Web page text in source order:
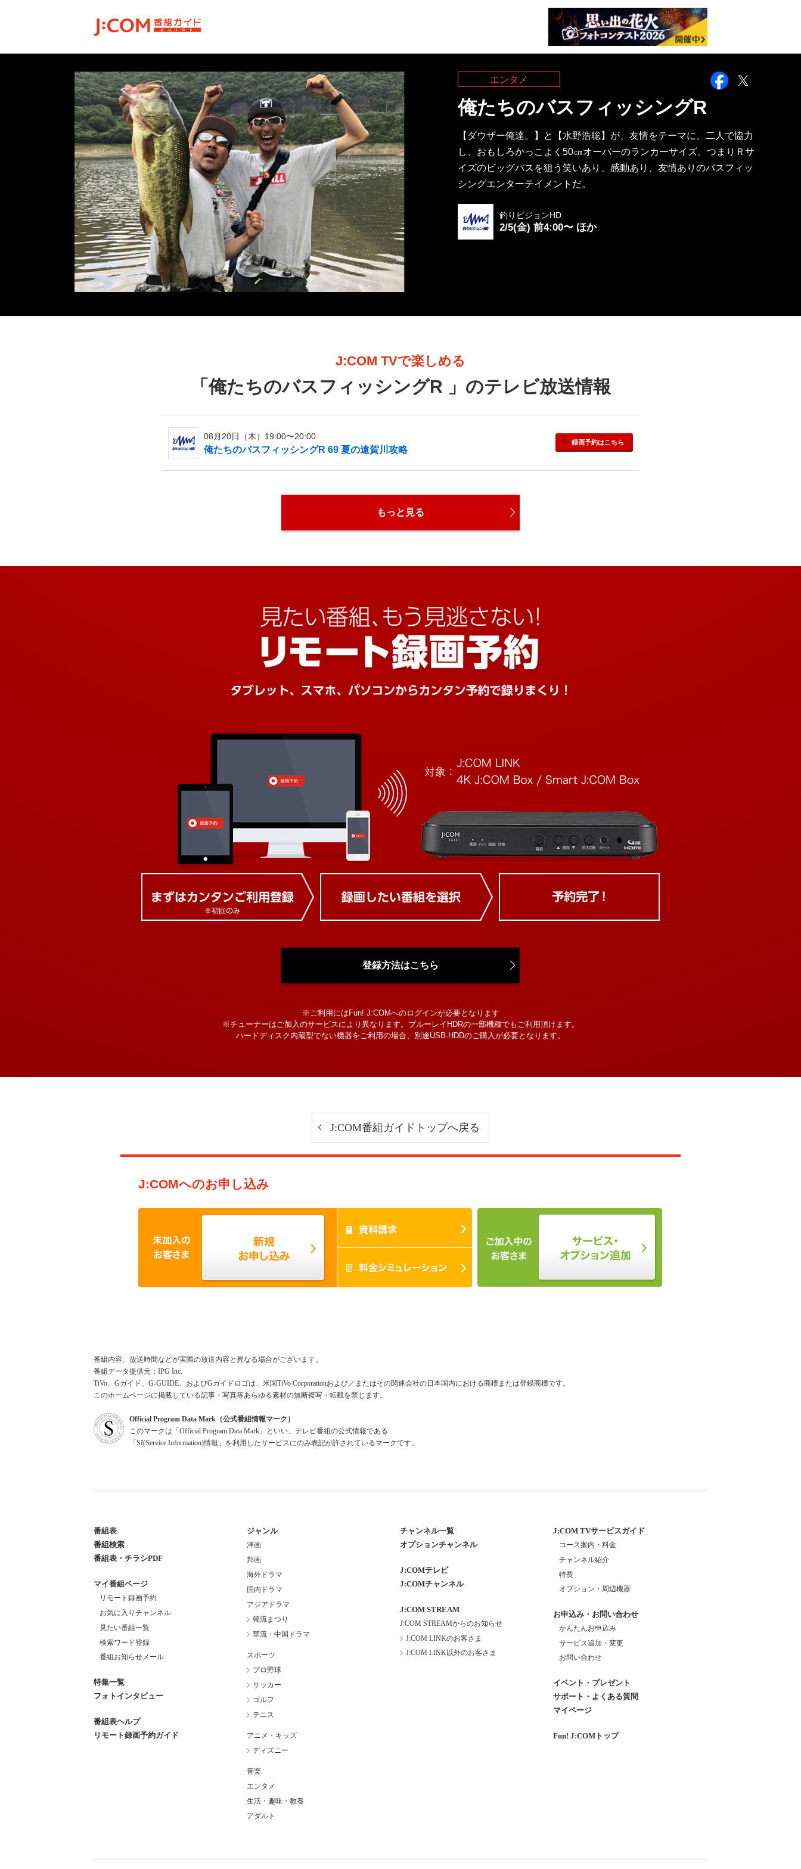
エンタメ
俺たちのバスフィッシングR
【ダウザー俺達。】と【水野浩聡】が、友情をテーマに、二人で協力
し、おもしろかっこよく50㎝オーバーのランカーサイズ。つまりＲサ
イズのビッグバスを狙う笑いあり、感動あり、友情ありのバスフィッ
シングエンターテイメントだ。
釣りビジョンHD
2/5(金) 前4:00〜 ほか
Facebook
J:COM TVで楽しめる
「俺たちのバスフィッシングR 」のテレビ放送情報
08月20日（木）19:00〜20:00
俺たちのバスフィッシングR 69 夏の遠賀川攻略
録画予約はこちら
もっと見る
登録方法はこちら
※ご利用にはFun! J:COMへのログインが必要となります
※チューナーはご加入のサービスにより異なります。ブルーレイHDRの一部機種でもご利用頂けます。
ハードディスク内蔵型でない機器をご利用の場合、別途USB-HDDのご購入が必要となります。
J:COM番組ガイドトップへ戻る
J:COMへのお申し込み
番組内容、放送時間などが実際の放送内容と異なる場合がございます。
番組データ提供元：IPG Inc.
TiVo、Gガイド、G-GUIDE、およびGガイドロゴは、米国TiVo Corporationおよび／またはその関連会社の日本国内における商標または登録商標です。
このホームページに掲載している記事・写真等あらゆる素材の無断複写・転載を禁じます。
Official Program Data Mark（公式番組情報マーク）
このマークは「Official Program Data Mark」といい、テレビ番組の公式情報である
「SI(Service Information)情報」を利用したサービスにのみ表記が許されているマークです。
番組表
番組検索
番組表・チラシPDF
マイ番組ページ
リモート録画予約
お気に入りチャンネル
見たい番組一覧
検索ワード登録
番組お知らせメール
特集一覧
フォトインタビュー
番組表ヘルプ
リモート録画予約ガイド
ジャンル
洋画
邦画
海外ドラマ
国内ドラマ
アジアドラマ
韓流まつり
華流・中国ドラマ
スポーツ
プロ野球
サッカー
ゴルフ
テニス
アニメ・キッズ
ディズニー
音楽
エンタメ
生活・趣味・教養
アダルト
チャンネル一覧
オプションチャンネル
J:COMテレビ
J:COMチャンネル
J:COM STREAM
J:COM STREAMからのお知らせ
J:COM LINKのお客さま
J:COM LINK以外のお客さま
J:COM TVサービスガイド
コース案内・料金
チャンネル紹介
特長
オプション・周辺機器
お申込み・お問い合わせ
かんたんお申込み
サービス追加・変更
お問い合わせ
イベント・プレゼント
サポート・よくある質問
マイページ
Fun! J:COMトップ